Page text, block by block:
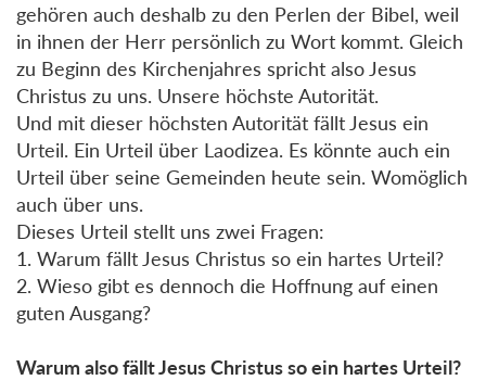
gehören auch deshalb zu den Perlen der Bibel, weil
in ihnen der Herr persönlich zu Wort kommt. Gleich
zu Beginn des Kirchenjahres spricht also Jesus
Christus zu uns. Unsere höchste Autorität.
Und mit dieser höchsten Autorität fällt Jesus ein
Urteil. Ein Urteil über Laodizea. Es könnte auch ein
Urteil über seine Gemeinden heute sein. Womöglich
auch über uns.
Dieses Urteil stellt uns zwei Fragen:
1. Warum fällt Jesus Christus so ein hartes Urteil?
2. Wieso gibt es dennoch die Hoffnung auf einen
guten Ausgang?
Warum also fällt Jesus Christus so ein hartes Urteil?